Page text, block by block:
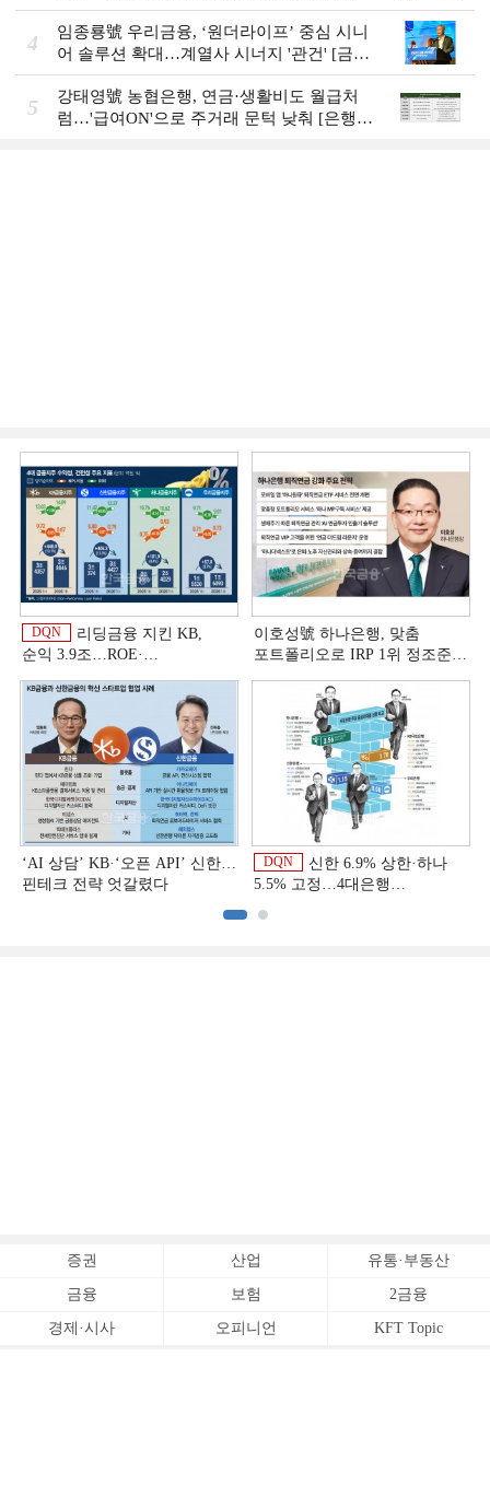
Review]
4
임종룡號 우리금융, ‘원더라이프’ 중심 시니
어 솔루션 확대…계열사 시너지 '관건' [금융
시니어 비즈니스 돋보기]
5
강태영號 농협은행, 연금·생활비도 월급처
럼…'급여ON'으로 주거래 문턱 낮춰 [은행권
DQN
리딩금융 지킨 KB,
순익 3.9조…ROE·
상반기 금융 리그테이블]
이호성號 하나은행, 맞춤
포트폴리오로 IRP 1위 정조준
‘AI 상담’ KB·‘오픈 API’ 신한…
핀테크 전략 엇갈렸다
DQN
신한 6.9% 상한·하나
5.5% 고정…4대은행
증권 산업 유통·부동산
금융 보험 2금융
경제·시사 오피니언 KFT Topic